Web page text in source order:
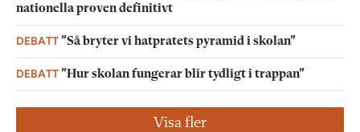
nationella proven definitivt
DEBATT”Så bryter vi hatpratets pyramid i skolan”
DEBATT”Hur skolan fungerar blir tydligt i trappan”
Visa fler